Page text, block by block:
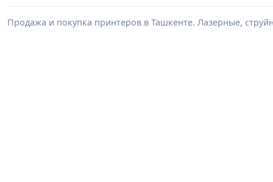
Продажа и покупка принтеров в Ташкенте. Лазерные,